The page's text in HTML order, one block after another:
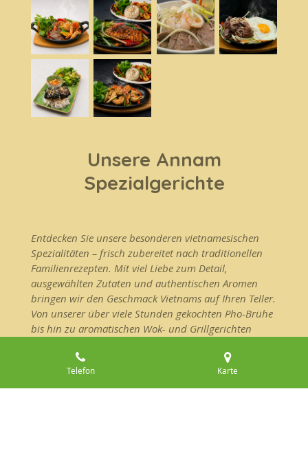
Unsere Annam
Spezialgerichte
Entdecken Sie unsere besonderen vietnamesischen
Spezialitäten – frisch zubereitet nach traditionellen
Familienrezepten. Mit viel Liebe zum Detail,
ausgewählten Zutaten und authentischen Aromen
bringen wir den Geschmack Vietnams auf Ihren Teller.
Von unserer über viele Stunden gekochten Pho-Brühe
bis hin zu aromatischen Wok- und Grillgerichten
Genuss verbindet.
Zur Annam Spezialkarte →
Telefon Karte